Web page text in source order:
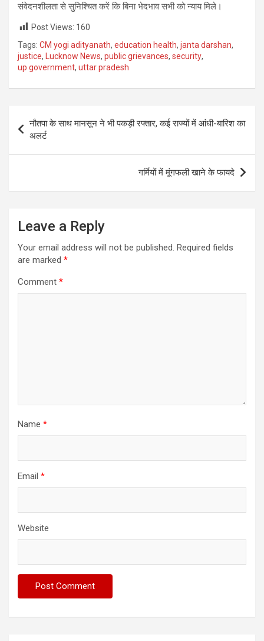
संवेदनशीलता से सुनिश्चित करें कि बिना भेदभाव सभी को न्याय मिले।
Post Views: 160
Tags: CM yogi adityanath, education health, janta darshan,
justice, Lucknow News, public grievances, security,
up government, uttar pradesh
Post
navigation
नौतपा के साथ मानसून ने भी पकड़ी रफ्तार, कई राज्यों में आंधी-बारिश का
अलर्ट
गर्मियों में मूंगफली खाने के फायदे
Leave a Reply
Your email address will not be published. Required fields
are marked *
Comment *
Name *
Email *
Website